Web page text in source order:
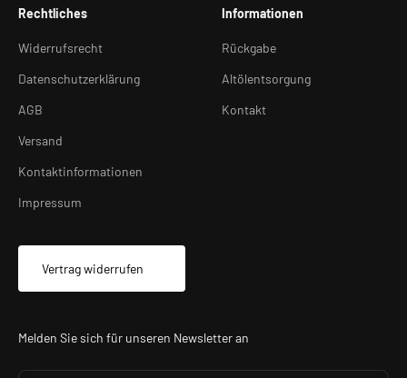
Rechtliches
Widerrufsrecht
Datenschutzerklärung
AGB
Versand
Kontaktinformationen
Impressum
Vertrag widerrufen
Informationen
Rückgabe
Altölentsorgung
Kontakt
Melden Sie sich für unseren Newsletter an